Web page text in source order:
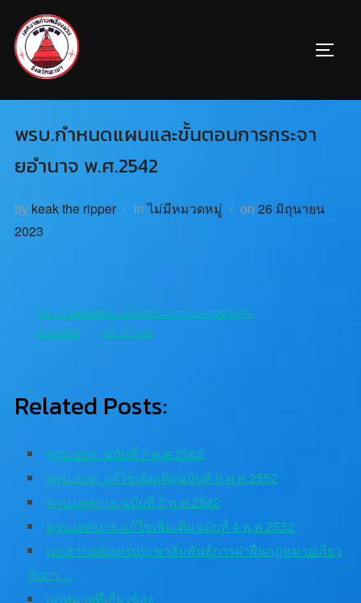
พรบ.กำหนดแผนและขั้นตอนการกระจา
ยอำนาจ พ.ศ.2542
by keak the ripper inไม่มีหมวดหมู่ on 26 มิถุนายน
2023
พรบ.กำหนดแผนและขั้นตอนการกระจายอำนาจ-
พ.ศ.2542
ดาวน์โหลด
Related Posts:
พรบ.อบต. ฉบับที่ 7 พ.ศ.2562
พรบ.อบต. แก้ไขเพิ่มเติมฉบับที่ 6 พ.ศ.2552
พรบ.เทศบาล ฉบับที่ 5 พ.ศ.2562
พรบ.เทศบาล แก้ไขเพิ่มเติมฉบับที่ 4 พ.ศ.2552
เอกสารเผยแพร่ประชาสัมพันธ์การฝ่าฝืนกฎหมายเกี่ยว
กับกา…
กฎหมายที่เกี่ยวข้อง